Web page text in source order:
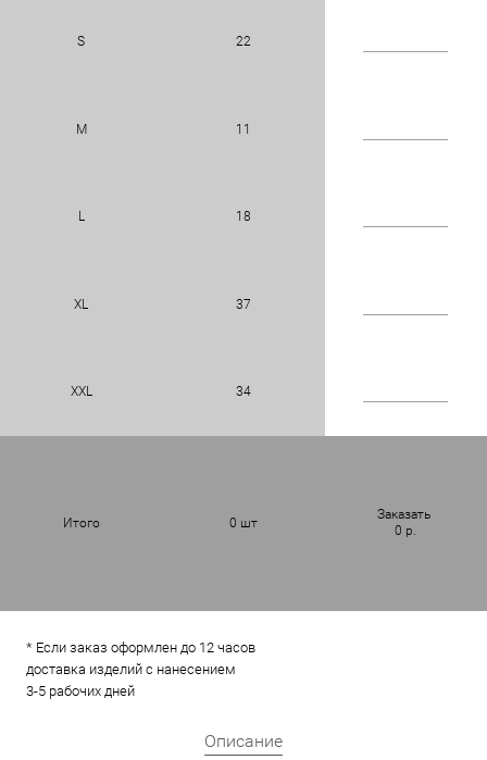
S 22
M 11
L 18
XL 37
XXL 34
Итого 0 шт
Заказать
0 р.
* Если заказ оформлен до 12 часов
доставка изделий с нанесением
3-5 рабочих дней
Описание